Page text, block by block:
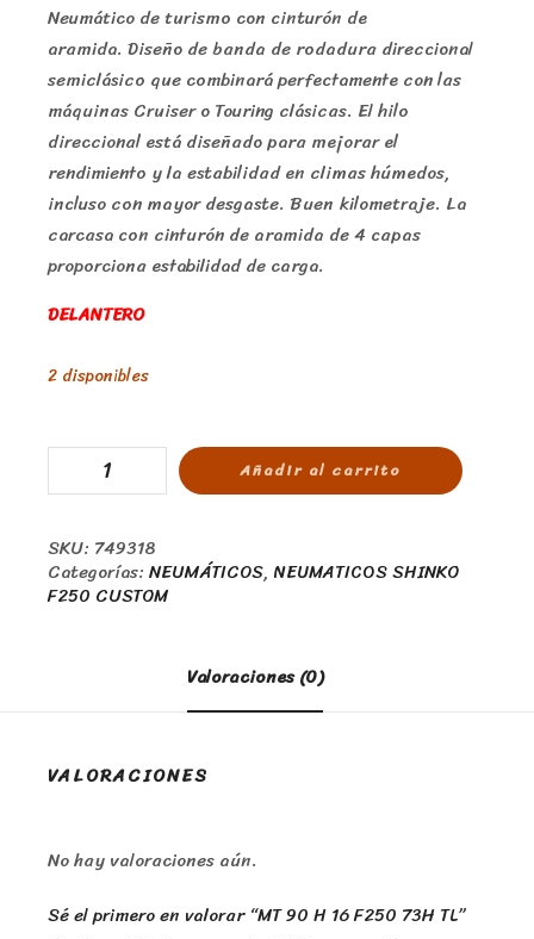
Neumático de turismo con cinturón de
aramida. Diseño de banda de rodadura direccional
semiclásico que combinará perfectamente con las
máquinas Cruiser o Touring clásicas. El hilo
direccional está diseñado para mejorar el
rendimiento y la estabilidad en climas húmedos,
incluso con mayor desgaste. Buen kilometraje. La
carcasa con cinturón de aramida de 4 capas
proporciona estabilidad de carga.
DELANTERO
2 disponibles
Añadir al carrito
SKU: 749318
Categorías:NEUMÁTICOS, NEUMATICOS SHINKO
F250 CUSTOM
Valoraciones (0)
VALORACIONES
No hay valoraciones aún.
Sé el primero en valorar “MT 90 H 16 F250 73H TL”